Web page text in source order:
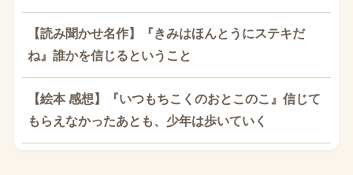
【読み聞かせ名作】『きみはほんとうにステキだ
ね』誰かを信じるということ
【絵本 感想】『いつもちこくのおとこのこ』信じて
もらえなかったあとも、少年は歩いていく